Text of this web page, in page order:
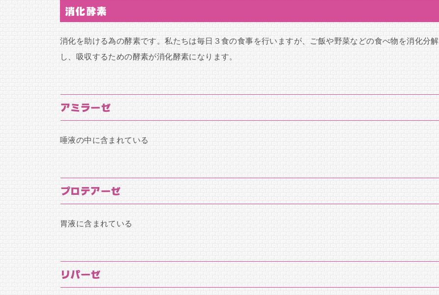
消化酵素
消化を助ける為の酵素です。私たちは毎日３食の食事を行いますが、ご飯や野菜などの食べ物を消化分解
し、吸収するための酵素が消化酵素になります。
アミラーゼ
唾液の中に含まれている
プロテアーゼ
胃液に含まれている
リパーゼ